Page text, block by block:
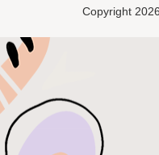
Copyright